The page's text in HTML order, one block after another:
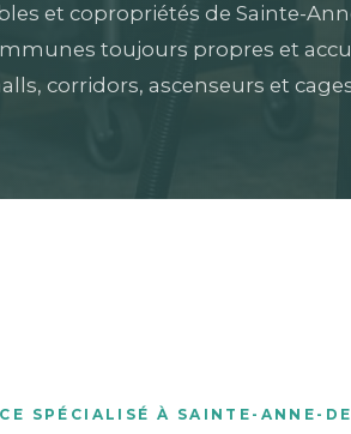
et copropriétés de Sainte-
toujours propres et
corridors, ascenseurs et
SPÉCIALISÉ À SAINTE-ANNE-